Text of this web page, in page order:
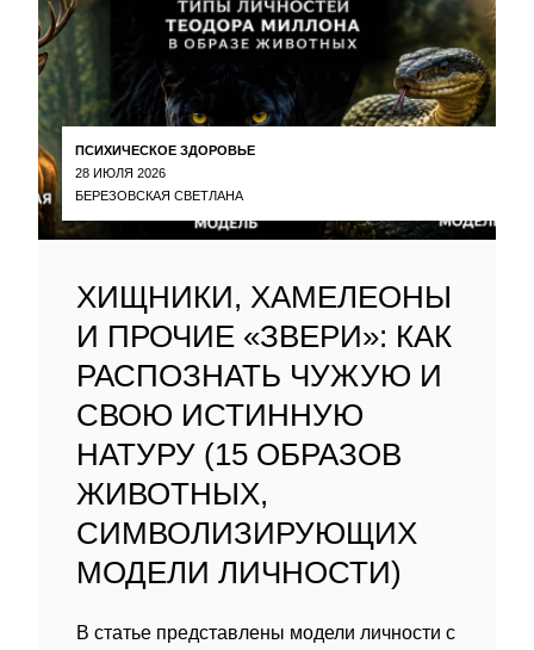
ПСИХИЧЕСКОЕ ЗДОРОВЬЕ
28 ИЮЛЯ 2026
БЕРЕЗОВСКАЯ СВЕТЛАНА
ХИЩНИКИ, ХАМЕЛЕОНЫ
И ПРОЧИЕ «ЗВЕРИ»: КАК
РАСПОЗНАТЬ ЧУЖУЮ И
СВОЮ ИСТИННУЮ
НАТУРУ (15 ОБРАЗОВ
ЖИВОТНЫХ,
СИМВОЛИЗИРУЮЩИХ
МОДЕЛИ ЛИЧНОСТИ)
В статье представлены модели личности с